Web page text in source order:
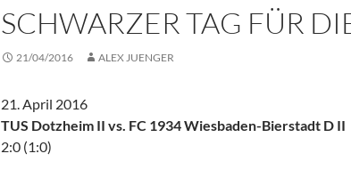
SCHWARZER TAG FÜR
21/04/2016 ALEX JUENGER
21. April 2016
TUS Dotzheim II vs. FC 1934 Wiesbaden-Bierstadt D II
2:0 (1:0)